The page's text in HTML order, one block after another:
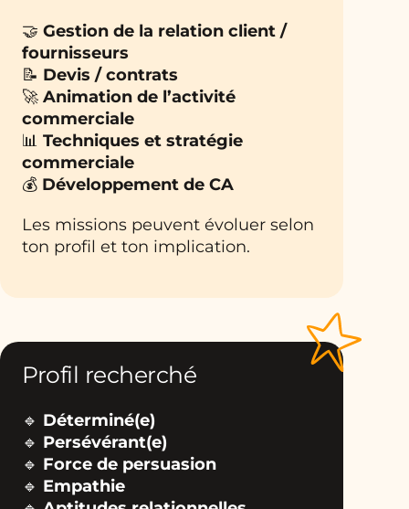
🤝 Gestion de la relation client /
fournisseurs
📝 Devis / contrats
🚀 Animation de l’activité
commerciale
📊 Techniques et stratégie
commerciale
💰 Développement de CA
Les missions peuvent évoluer selon
ton profil et ton implication.
Profil recherché
🔹 Déterminé(e)
🔹 Persévérant(e)
🔹 Force de persuasion
🔹 Empathie